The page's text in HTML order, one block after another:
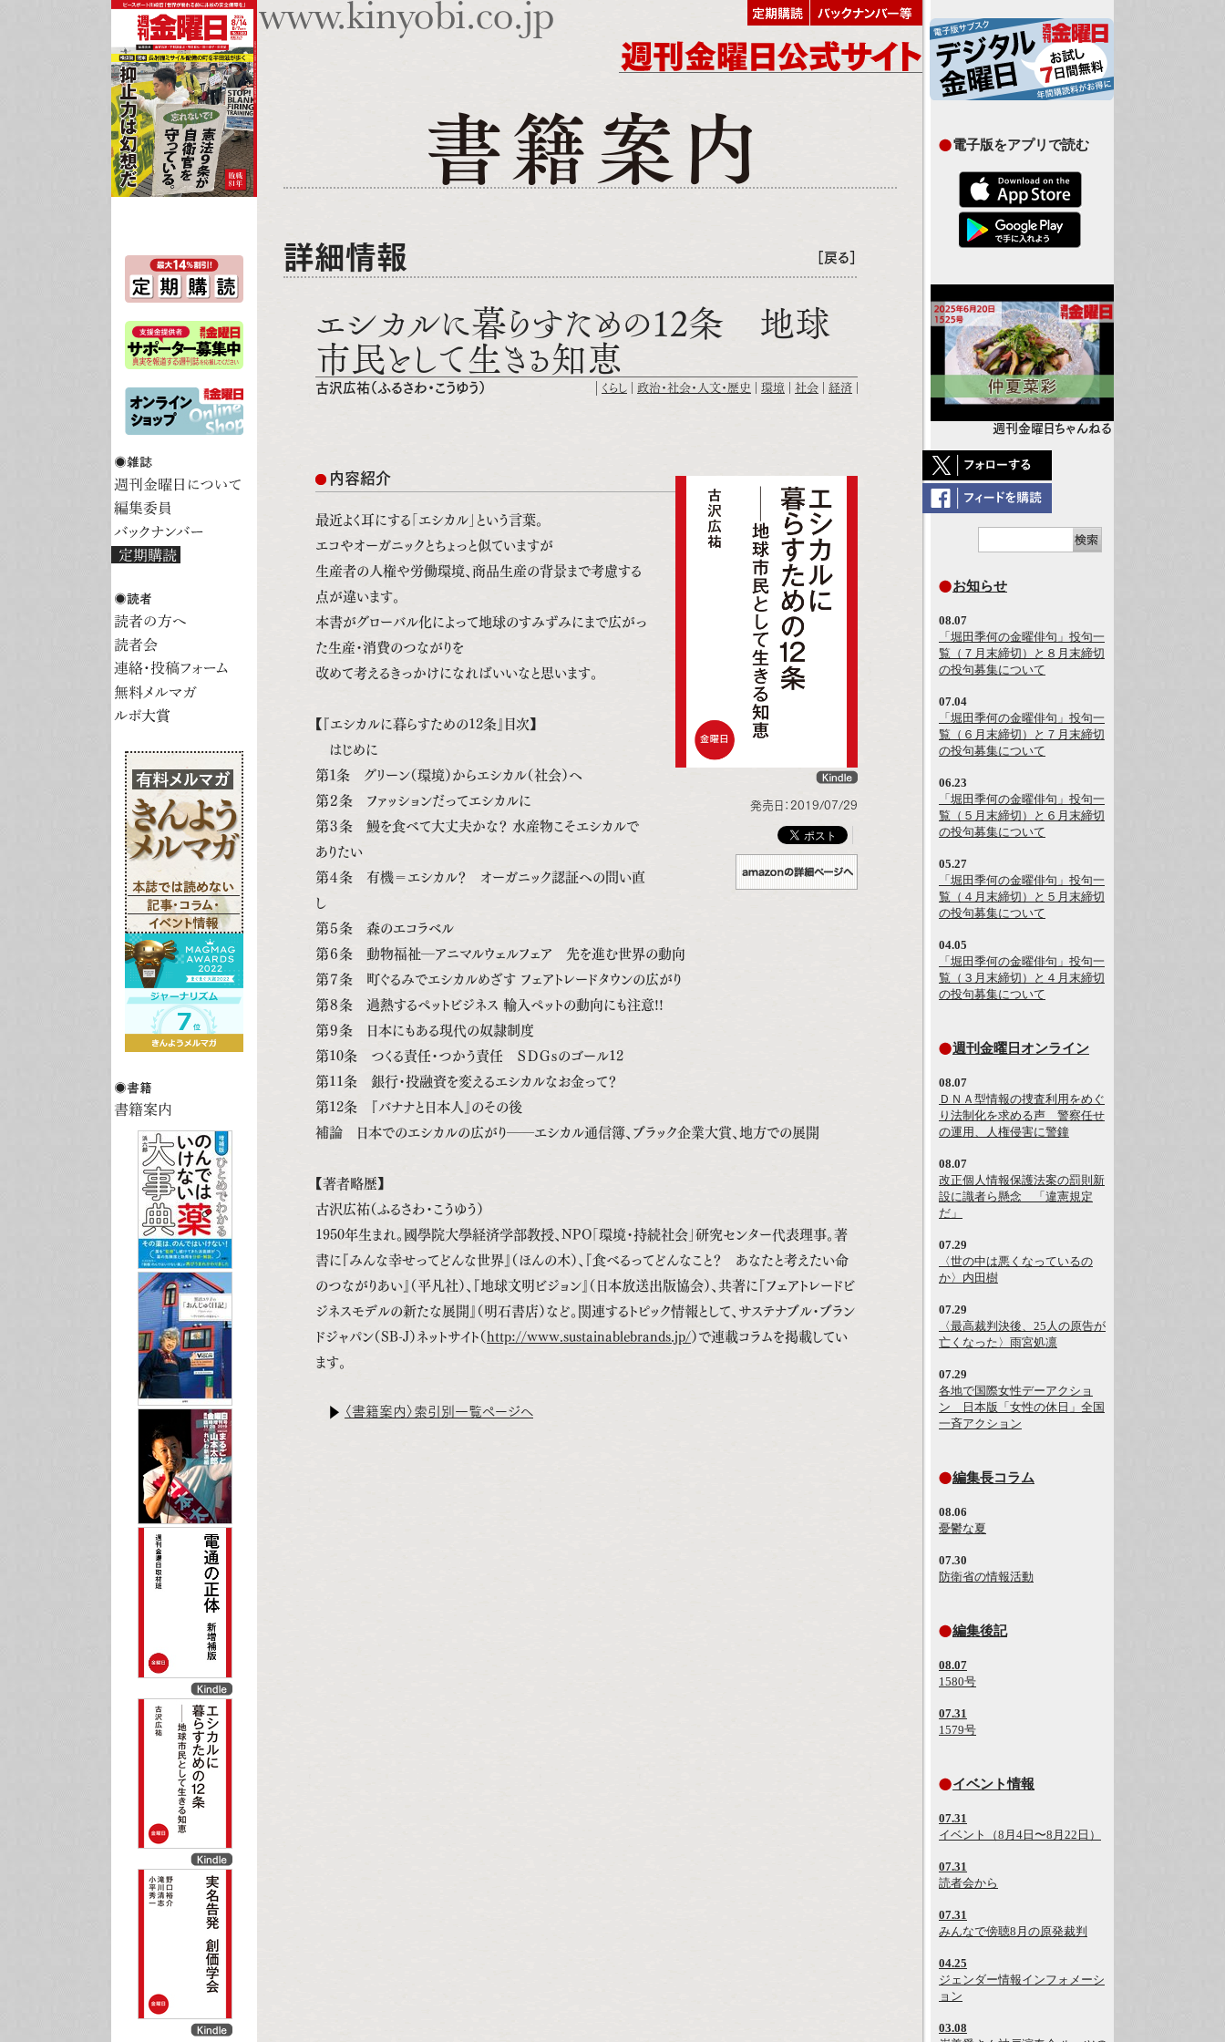
詳細情報 ［戻る］
エシカルに暮らすための12条 地球
市民として生きる知恵
古沢広祐（ふるさわ・こうゆう） くらし 政治・社会・人文・歴史 環境 社会 経済
内容紹介
発売日：2019/07/29
最近よく耳にする「エシカル」という言葉。
エコやオーガニックとちょっと似ていますが
生産者の人権や労働環境、商品生産の背景まで考慮する
点が違います。
本書がグローバル化によって地球のすみずみにまで広がっ
た生産・消費のつながりを
改めて考えるきっかけになればいいなと思います。
【『エシカルに暮らすための12条』目次】
はじめに
第１条 グリーン（環境）からエシカル（社会）へ
第２条 ファッションだってエシカルに
第３条 鰻を食べて大丈夫かな？ 水産物こそエシカルで
ありたい
第４条 有機＝エシカル？ オーガニック認証への問い直
し
第５条 森のエコラベル
第６条 動物福祉―アニマルウェルフェア 先を進む世界の動向
第７条 町ぐるみでエシカルめざす フェアトレードタウンの広がり
第８条 過熱するペットビジネス 輸入ペットの動向にも注意!!
第９条 日本にもある現代の奴隷制度
第10条 つくる責任・つかう責任 ＳＤＧｓのゴール12
第11条 銀行・投融資を変えるエシカルなお金って？
第12条 『バナナと日本人』のその後
補論 日本でのエシカルの広がり――エシカル通信簿、ブラック企業大賞、地方での展開
【著者略歴】
古沢広祐（ふるさわ・こうゆう）
1950年生まれ。國學院大學経済学部教授、NPO「環境・持続社会」研究センター代表理事。著
書に『みんな幸せってどんな世界』（ほんの木）、『食べるってどんなこと？ あなたと考えたい命
のつながりあい』（平凡社）、『地球文明ビジョン』（日本放送出版協会）、共著に『フェアトレードビ
ジネスモデルの新たな展開』（明石書店）など。関連するトピック情報として、サステナブル・ブラン
ドジャパン（SB-J）ネットサイト（ http://www.sustainablebrands.jp/）で連載コラムを掲載してい
ます。
〈書籍案内〉索引別一覧ページへ
電子版をアプリで読む
週刊金曜日ちゃんねる
お知らせ
08.07
「堀田季何の金曜俳句」投句一
覧（７月末締切）と８月末締切
の投句募集について
07.04
「堀田季何の金曜俳句」投句一
覧（６月末締切）と７月末締切
の投句募集について
06.23
「堀田季何の金曜俳句」投句一
覧（５月末締切）と６月末締切
の投句募集について
05.27
「堀田季何の金曜俳句」投句一
覧（４月末締切）と５月末締切
の投句募集について
04.05
「堀田季何の金曜俳句」投句一
覧（３月末締切）と４月末締切
の投句募集について
週刊金曜日オンライン
08.07
ＤＮＡ型情報の捜査利用をめぐ
り法制化を求める声 警察任せ
の運用、人権侵害に警鐘
08.07
改正個人情報保護法案の罰則新
設に識者ら懸念 「違憲規定
だ」
07.29
〈世の中は悪くなっているの
か〉内田樹
07.29
〈最高裁判決後、25人の原告が
亡くなった〉雨宮処凛
07.29
各地で国際女性デーアクショ
ン 日本版「女性の休日」全国
一斉アクション
編集長コラム
08.06
憂鬱な夏
07.30
防衛省の情報活動
編集後記
08.07
1580号
07.31
1579号
イベント情報
07.31
イベント（8月4日〜8月22日）
07.31
読者会から
07.31
みんなで傍聴8月の原発裁判
04.25
ジェンダー情報インフォメーシ
ョン
03.08